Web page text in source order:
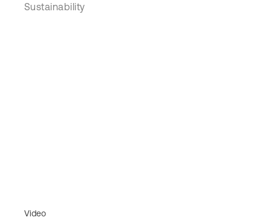
Sustainability
Video